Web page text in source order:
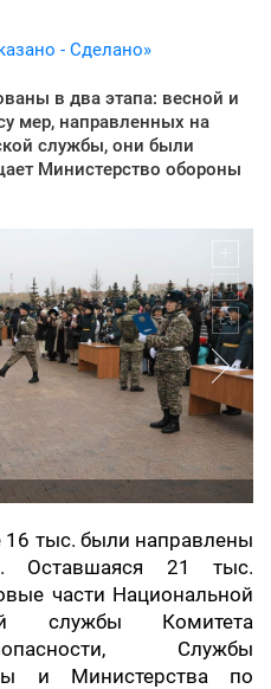
- Сделано»
в два этапа: весной и
мер, направленных на
службы, они были
Министерство обороны
16 тыс. были направлены
Оставшаяся 21 тыс.
части Национальной
службы Комитета
Службы
и Министерства по